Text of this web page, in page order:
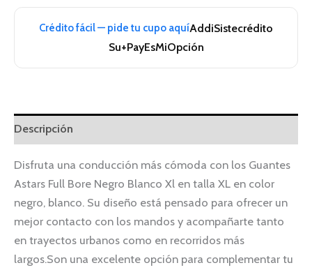
Crédito fácil — pide tu cupo aquíAddiSistecrédito
Su+PayEsMiOpción
Descripción
Disfruta una conducción más cómoda con los Guantes
Astars Full Bore Negro Blanco Xl en talla XL en color
negro, blanco. Su diseño está pensado para ofrecer un
mejor contacto con los mandos y acompañarte tanto
en trayectos urbanos como en recorridos más
largos.Son una excelente opción para complementar tu